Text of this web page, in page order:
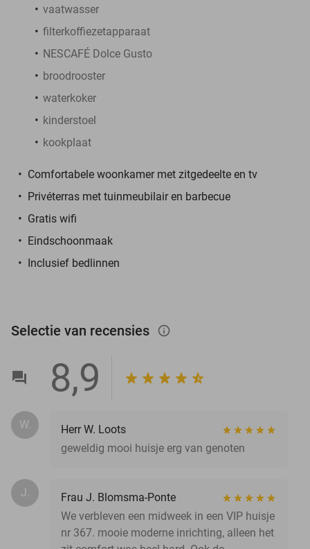
vaatwasser
filterkoffiezetapparaat
NESCAFÉ Dolce Gusto
broodrooster
waterkoker
kinderstoel
kookplaat
Comfortabele woonkamer met zitgedeelte en tv
Privéterras met tuinmeubilair en barbecue
Gratis wifi
Eindschoonmaak
Inclusief bedlinnen
Selectie van recensies info_outlined
8,9
W.
Herr W. Loots
geweldig mooi huisje erg van genoten
J.
Frau J. Blomsma-Ponte
We verbleven een midweek in een VIP huisje
nr 367. mooie moderne inrichting, alleen het